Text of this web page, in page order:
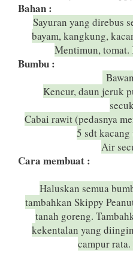
Bahan :
Sayuran yang direbus
bayam, kangkung,
Mentimun,
Bumbu :
Kencur, daun jeruk
Cabai rawit (pedasnya
5 sdt
Air
Cara membuat :
Haluskan semua
tambahkan Skippy
tanah goreng.
kekentalan yang
campur